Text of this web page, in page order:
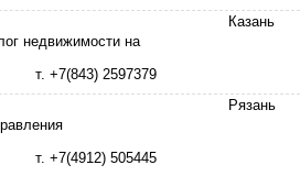
недвижимости на
т. +7(843) 2597379
Казань
т. +7(4912) 505445
Рязань